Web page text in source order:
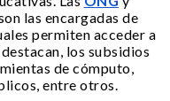
las encargadas de
permiten acceder a
los subsidios
de cómputo,
entre otros.